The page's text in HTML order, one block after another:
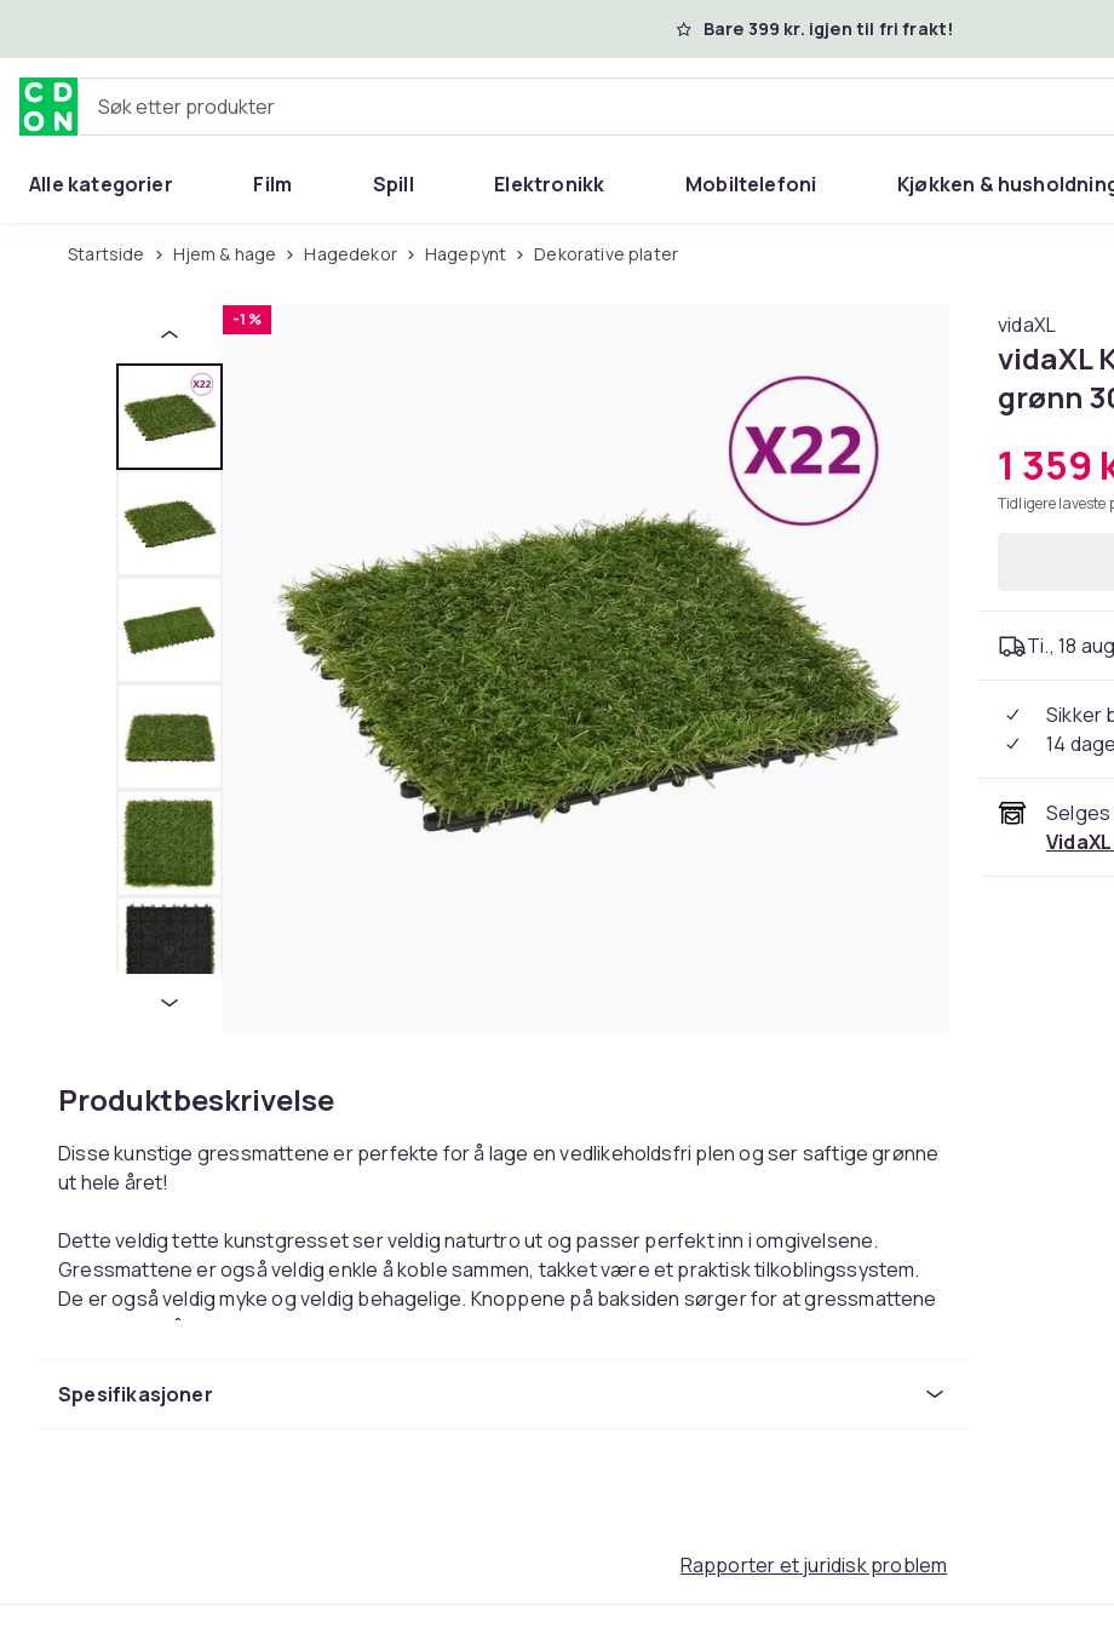
Bare 399 kr. igjen til fri frakt!
Søk etter produkter
Alle kategorier Film Spill Elektronikk Mobiltelefoni Kjøkken &
Startside Hjem & hage Hagedekor Hagepynt Dekorative plater
-1 %
Produktbeskrivelse
Disse kunstige gressmattene er perfekte for å lage en vedlikeholdsfri plen og ser saftige grønne
ut hele året!
Dette veldig tette kunstgresset ser veldig naturtro ut og passer perfekt inn i omgivelsene.
Gressmattene er også veldig enkle å koble sammen, takket være et praktisk tilkoblingssystem.
De er også veldig myke og veldig behagelige. Knoppene på baksiden sørger for at gressmattene
holder seg på plass.
Materiale: polyetylen
Spesifikasjoner
vidaXL
vidaXL
grønn
1 359
Tidligere laveste
Ti., 18
Sikker
14
Rapporter et juridisk problem